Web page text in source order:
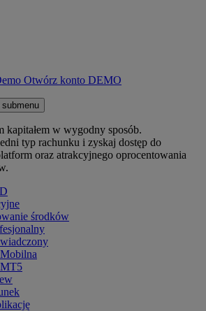
Otwórz konto DEMO
submenu
kapitałem w wygodny sposób.
typ rachunku i zyskaj dostęp do
oraz atrakcyjnego oprocentowania
środków